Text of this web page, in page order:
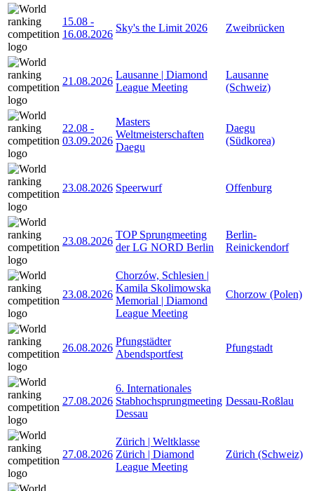
15.08 -
16.08.2026
Sky's the Limit 2026 Zweibrücken
21.08.2026
Lausanne | Diamond
League Meeting
Lausanne
(Schweiz)
22.08 -
03.09.2026
Masters
Weltmeisterschaften
Daegu
Daegu
(Südkorea)
23.08.2026 Speerwurf Offenburg
23.08.2026
TOP Sprungmeeting
der LG NORD Berlin
Berlin-
Reinickendorf
23.08.2026
Chorzów, Schlesien |
Kamila Skolimowska
Memorial | Diamond
League Meeting
Chorzow (Polen)
26.08.2026
Pfungstädter
Abendsportfest
Pfungstadt
27.08.2026
6. Internationales
Stabhochsprungmeeting
Dessau
Dessau-Roßlau
27.08.2026
Zürich | Weltklasse
Zürich | Diamond
League Meeting
Zürich (Schweiz)